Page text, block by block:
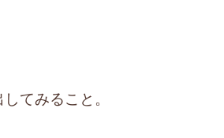
てみること。